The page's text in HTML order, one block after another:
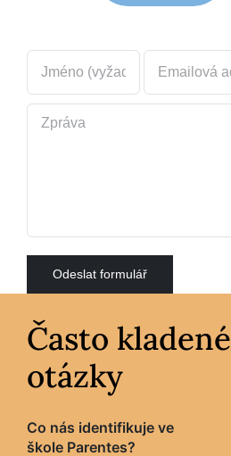
Často kladené
otázky
Co nás identifikuje ve
škole Parentes?